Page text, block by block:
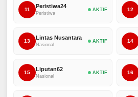
11
Peristiwa24
Peristiwa
AKTIF 12
13
Lintas Nusantara
Nasional
AKTIF 14
15
Liputan62
Nasional
AKTIF 16